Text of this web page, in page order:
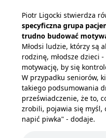
Piotr Ligocki stwierdza
specyficzna grupa
trudno budować
Młodsi ludzie, którzy są
rodzinę, młodsze dzieci
motywację, by się
W przypadku seniorów,
takiego podsumowania
przeświadczenie, że to,
zrobili, pojawia się myśl,
napić piwka" - dodaje.